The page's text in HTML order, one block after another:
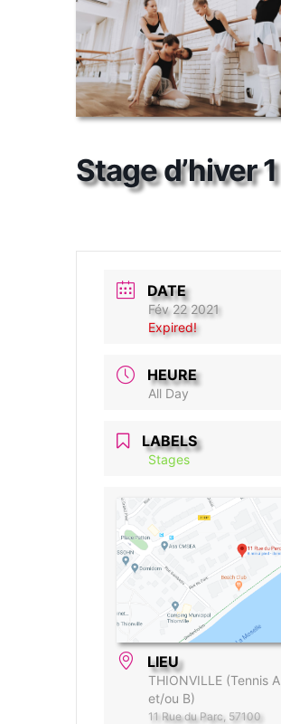
Stage d’hiver 1
DATE
Fév 22 2021
Expired!
HEURE
All Day
LABELS
Stages
LIEU
THIONVILLE (Tennis A
et/ou B)
11 Rue du Parc, 57100